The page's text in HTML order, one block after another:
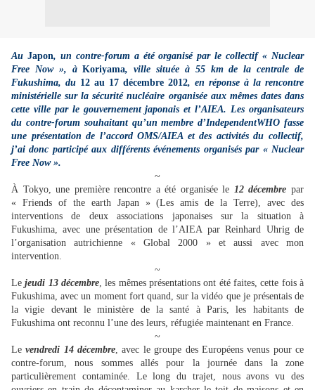
Au Japon, un contre-forum a été organisé par le collectif « Nuclear
Free Now », àKoriyama, ville située à 55 km de la centrale de
Fukushima, du 12 au 17 décembre 2012, en réponse à la rencontre
ministérielle sur la sécurité nucléaire organisée aux mêmes dates dans
cette ville par le gouvernement japonais et l’AIEA. Les organisateurs
du contre-forum souhaitant qu’un membre d’IndependentWHO fasse
une présentation de l’accord OMS/AIEA et des activités du collectif,
j’ai donc participé aux différents événements organisés par « Nuclear
Free Now ».
~
À Tokyo, une première rencontre a été organisée le 12 décembre par
« Friends of the earth Japan » (Les amis de la Terre), avec des
interventions de deux associations japonaises sur la situation à
Fukushima, avec une présentation de l’AIEA par Reinhard Uhrig de
l’organisation autrichienne « Global 2000 » et aussi avec mon
intervention.
~
Lejeudi 13 décembre, les mêmes présentations ont été faites, cette fois à
Fukushima, avec un moment fort quand, sur la vidéo que je présentais de
la vigie devant le ministère de la santé à Paris, les habitants de
Fukushima ont reconnu l’une des leurs, réfugiée maintenant en France.
~
Levendredi 14 décembre, avec le groupe des Européens venus pour ce
contre-forum, nous sommes allés pour la journée dans la zone
particulièrement contaminée. Le long du trajet, nous avons vu des